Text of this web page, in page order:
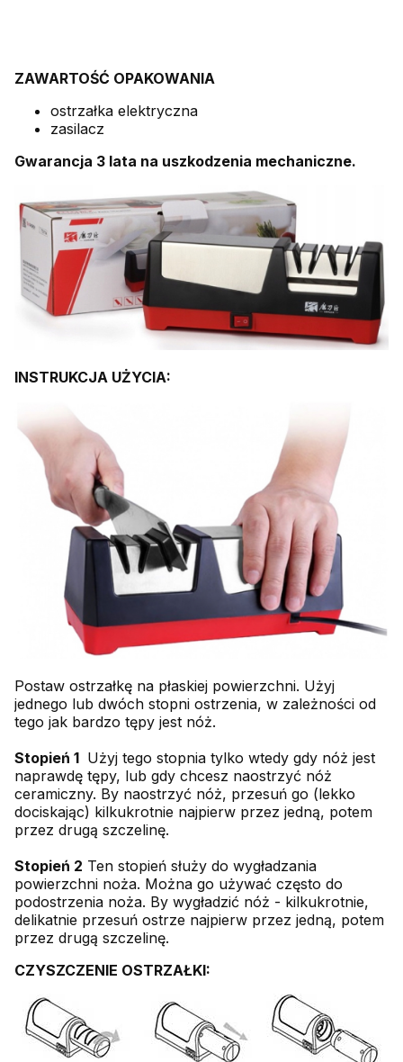
ZAWARTOŚĆ OPAKOWANIA
ostrzałka elektryczna
zasilacz
Gwarancja 3 lata na uszkodzenia mechaniczne.
INSTRUKCJA UŻYCIA:
Postaw ostrzałkę na płaskiej powierzchni. Użyj
jednego lub dwóch stopni ostrzenia, w zależności od
tego jak bardzo tępy jest nóż.
Stopień 1 Użyj tego stopnia tylko wtedy gdy nóż jest
naprawdę tępy, lub gdy chcesz naostrzyć nóż
ceramiczny. By naostrzyć nóż, przesuń go (lekko
dociskając) kilkukrotnie najpierw przez jedną, potem
przez drugą szczelinę.
Stopień 2 Ten stopień służy do wygładzania
powierzchni noża. Można go używać często do
podostrzenia noża. By wygładzić nóż - kilkukrotnie,
delikatnie przesuń ostrze najpierw przez jedną, potem
przez drugą szczelinę.
CZYSZCZENIE OSTRZAŁKI: